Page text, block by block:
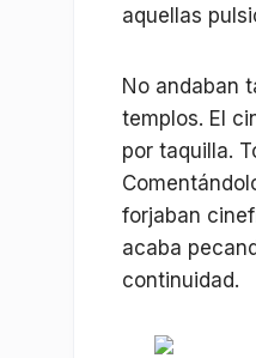
aquellas
No andaban
templos. El
por taquilla.
forjaban
acaba
continuidad.